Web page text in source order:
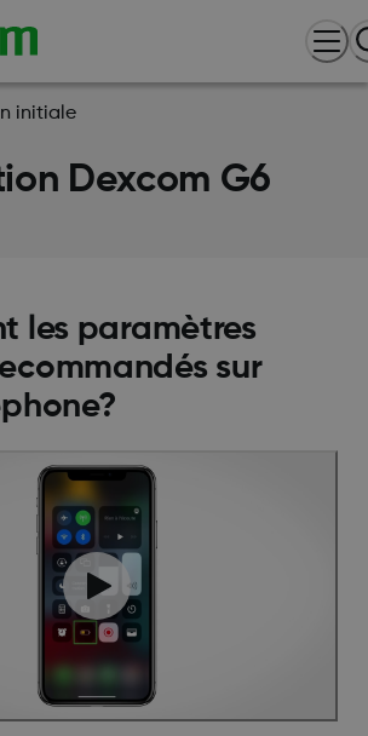
initiale
Dexcom G6
les paramètres
sur